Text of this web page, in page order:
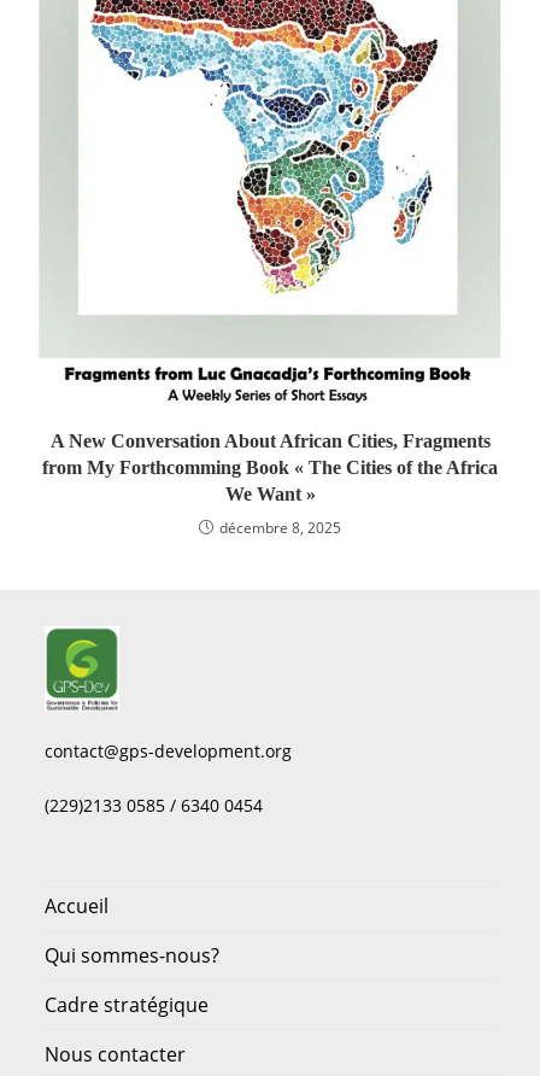
A New Conversation About African Cities, Fragments
from My Forthcomming Book « The Cities of the Africa
We Want »
décembre 8, 2025
contact@gps-development.org
(229)2133 0585 / 6340 0454
Accueil
Qui sommes-nous?
Cadre stratégique
Nous contacter